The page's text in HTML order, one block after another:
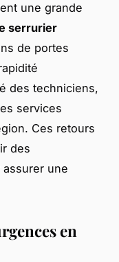
une grande
serrurier
de portes
des techniciens,
services
Ces retours
des
une
en